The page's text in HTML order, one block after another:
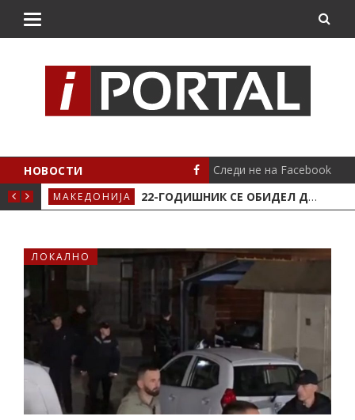
НОВОСТИ
КРИВА ПАЛАНКА
МАКЕДОНИЈА 22-ГОДИШНИК СЕ ОБИДЕЛ ДА НАПАДНЕ ВРАБОТЕНО ЛИЦЕ ВО „СОЦИЈАЛНОТО“ ВО КРИВА ПАЛАНКА
Следи не на Facebook
ЛОКАЛНО